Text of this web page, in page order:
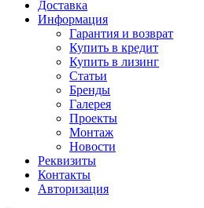
Доставка
Информация
Гарантия и возврат
Купить в кредит
Купить в лизинг
Статьи
Бренды
Галерея
Проекты
Монтаж
Новости
Реквизиты
Контакты
Авторизация